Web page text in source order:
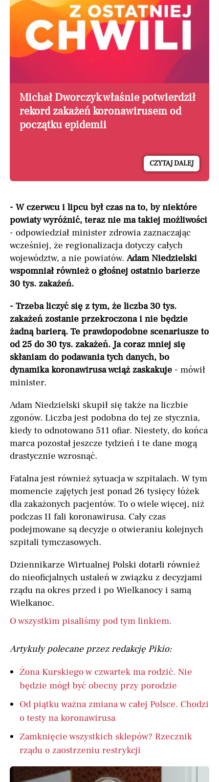
Michał Dworczyk właśnie potwierdził
rekord zakażeń koronawirusem od
początku epidemii
CZYTAJ DALEJ
- W czerwcu i lipcu był czas na to, by niektóre
powiaty wyróżnić, teraz nie ma takiej możliwości
- odpowiedział minister zdrowia zaznaczając
wcześniej, że regionalizacja dotyczy całych
województw, a nie powiatów. Adam Niedzielski
wspomniał również o głośnej ostatnio barierze
30 tys. zakażeń.
- Trzeba liczyć się z tym, że liczba 30 tys.
zakażeń zostanie przekroczona i nie będzie
żadną barierą. Te prawdopodobne scenariusze to
od 25 do 30 tys. zakażeń. Ja coraz mniej się
skłaniam do podawania tych danych, bo
dynamika koronawirusa wciąż zaskakuje - mówił
minister.
Adam Niedzielski skupił się także na liczbie
zgonów. Liczba jest podobna do tej ze stycznia,
kiedy to odnotowano 511 ofiar. Niestety, do końca
marca pozostał jeszcze tydzień i te dane mogą
drastycznie wzrosnąć.
Fatalna jest również sytuacja w szpitalach. W tym
momencie zajętych jest ponad 26 tysięcy łóżek
dla zakażonych pacjentów. To o wiele więcej, niż
podczas II fali koronawirusa. Cały czas
podejmowane są decyzje o otwieraniu kolejnych
szpitali tymczasowych.
Dziennikarze Wirtualnej Polski dotarli również
do nieoficjalnych ustaleń w związku z decyzjami
rządu na okres przed i po Wielkanocy i samą
Wielkanoc.
O wszystkim pisaliśmy pod tym linkiem.
Artykuły polecane przez redakcję Pikio:
Żona Kurskiego w czwartek ma rodzić. Nie
będzie mógł być obecny przy porodzie
Od piątku ważna zmiana w całej Polsce. Chodzi
o testy na koronawirusa
Zamknięcie wszystkich sklepów? Rzecznik
rządu o zaostrzeniu restrykcji